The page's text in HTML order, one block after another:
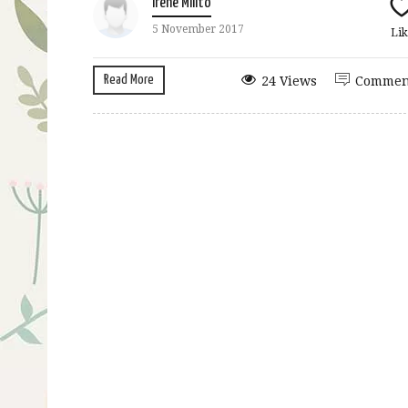
Irene Milito
5 November 2017
Read More 24 Views